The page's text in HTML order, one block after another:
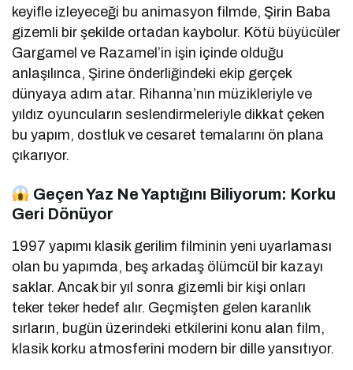
keyifle izleyeceği bu animasyon filmde, Şirin Baba
gizemli bir şekilde ortadan kaybolur. Kötü büyücüler
Gargamel ve Razamel’in işin içinde olduğu
anlaşılınca, Şirine önderliğindeki ekip gerçek
dünyaya adım atar. Rihanna’nın müzikleriyle ve
yıldız oyuncuların seslendirmeleriyle dikkat çeken
bu yapım, dostluk ve cesaret temalarını ön plana
çıkarıyor.
Geçen Yaz Ne Yaptığını Biliyorum: Korku
Geri Dönüyor
1997 yapımı klasik gerilim filminin yeni uyarlaması
olan bu yapımda, beş arkadaş ölümcül bir kazayı
saklar. Ancak bir yıl sonra gizemli bir kişi onları
teker teker hedef alır. Geçmişten gelen karanlık
sırların, bugün üzerindeki etkilerini konu alan film,
klasik korku atmosferini modern bir dille yansıtıyor.